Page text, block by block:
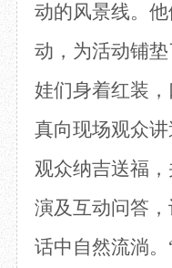
动的风景线。
动，为活动铺
娃们身着红装
真向现场观众
观众纳吉送福
演及互动问答
话中自然流淌